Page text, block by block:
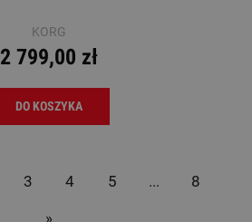
KORG
2 799,00 zł
DO KOSZYKA
3 4 5 ... 8
»